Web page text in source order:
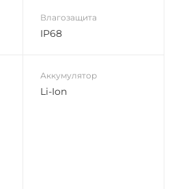
Влагозащита
IP68
Аккумулятор
Li-Ion